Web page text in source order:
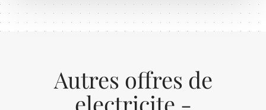
Autres offres de
electricite -